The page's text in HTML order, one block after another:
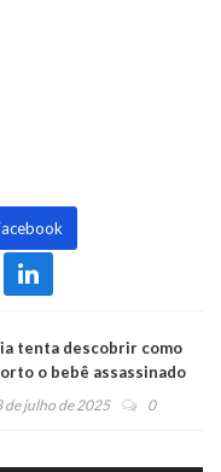
tenta descobrir como
o bebê assassinado
com mãe e amigo
de julho de 2025 0